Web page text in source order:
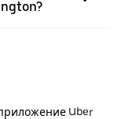
Uber